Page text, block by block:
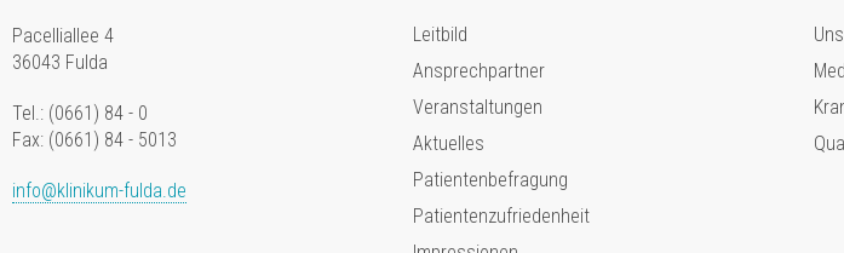
Pacelliallee 4
36043 Fulda
Tel.: (0661) 84 - 0
Fax: (0661) 84 - 5013
info@klinikum-fulda.de
Leitbild
Ansprechpartner
Veranstaltungen
Aktuelles
Patientenbefragung
Patientenzufriedenheit